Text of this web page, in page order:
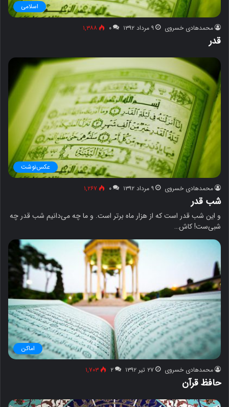
اسلامی
محمدهادی خسروی ۹ مرداد ۱۳۹۲ ۰ ۱,۳۸۸
قدر
عکس‌نوشت
محمدهادی خسروی ۹ مرداد ۱۳۹۲ ۰ ۱,۲۶۷
شب قدر
و این شب قدر است که از هزار ماه برتر است. و ما چه می‌دانیم شب قدر چه
شبی‌ست! کاش…
اماکن
محمدهادی خسروی ۲۷ تیر ۱۳۹۲ ۲ ۱,۷۰۳
حافظ قرآن